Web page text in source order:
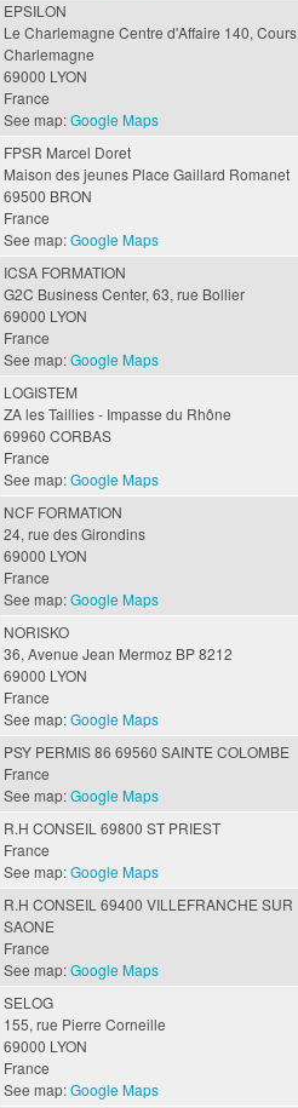
EPSILON
Le Charlemagne Centre d'Affaire 140, Cours
Charlemagne
69000 LYON
France
See map:Google Maps
FPSR Marcel Doret
Maison des jeunes Place Gaillard Romanet
69500 BRON
France
See map:Google Maps
ICSA FORMATION
G2C Business Center, 63, rue Bollier
69000 LYON
France
See map:Google Maps
LOGISTEM
ZA les Taillies - Impasse du Rhône
69960 CORBAS
France
See map:Google Maps
NCF FORMATION
24, rue des Girondins
69000 LYON
France
See map:Google Maps
NORISKO
36, Avenue Jean Mermoz BP 8212
69000 LYON
France
See map:Google Maps
PSY PERMIS 86 69560 SAINTE COLOMBE
France
See map:Google Maps
R.H CONSEIL 69800 ST PRIEST
France
See map:Google Maps
R.H CONSEIL 69400 VILLEFRANCHE SUR
SAONE
France
See map:Google Maps
SELOG
155, rue Pierre Corneille
69000 LYON
France
See map:Google Maps